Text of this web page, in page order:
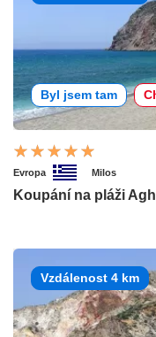
Byl jsem tam
Evropa Milos
Koupání na pláži
Vzdálenost 4 km